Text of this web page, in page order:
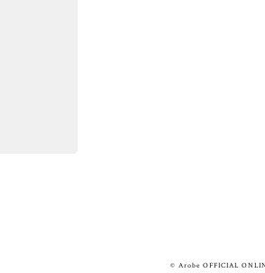
© Arobe OFFICIAL